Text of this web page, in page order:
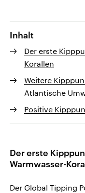
Inhalt
Der erste
Korallen
Weitere
Atlantische
Positive
Der erste
Warmwasser-
Der Global Tipping